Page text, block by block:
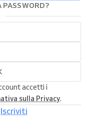
accetti i
sulla Privacy.
Iscriviti